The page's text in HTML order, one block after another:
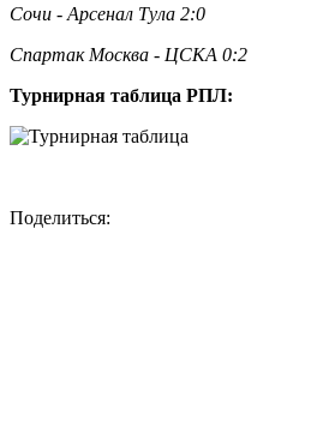
Сочи - Арсенал Тула 2:0
Спартак Москва - ЦСКА 0:2
Турнирная таблица РПЛ:
Поделиться: